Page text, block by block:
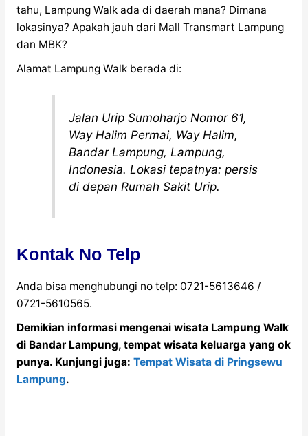
tahu, Lampung Walk ada di daerah mana? Dimana
lokasinya? Apakah jauh dari Mall Transmart Lampung
dan MBK?
Alamat Lampung Walk berada di:
Jalan Urip Sumoharjo Nomor 61,
Way Halim Permai, Way Halim,
Bandar Lampung, Lampung,
Indonesia. Lokasi tepatnya: persis
di depan Rumah Sakit Urip.
Kontak No Telp
Anda bisa menghubungi no telp: 0721-5613646 /
0721-5610565.
Demikian informasi mengenai wisata Lampung Walk
di Bandar Lampung, tempat wisata keluarga yang ok
punya. Kunjungi juga: Tempat Wisata di Pringsewu
Lampung.